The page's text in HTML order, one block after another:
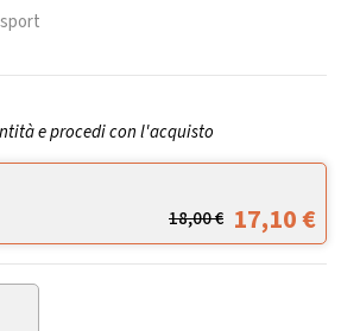
e procedi con l'acquisto
18,00€ 17,10€